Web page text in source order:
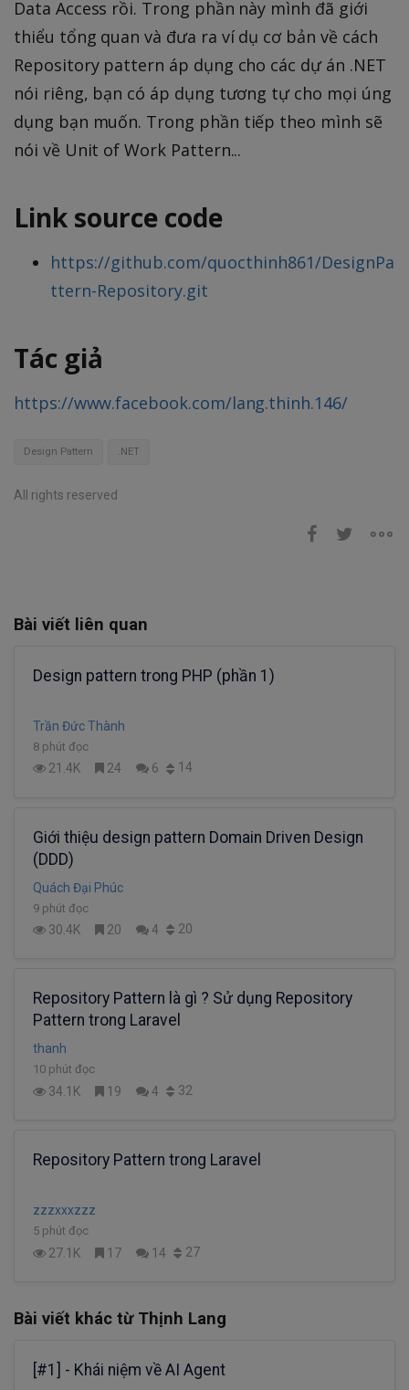
Data Access rồi. Trong phần này mình đã giới
thiểu tổng quan và đưa ra ví dụ cơ bản về cách
Repository pattern áp dụng cho các dự án .NET
nói riêng, bạn có áp dụng tương tự cho mọi úng
dụng bạn muốn. Trong phần tiếp theo mình sẽ
nói về Unit of Work Pattern...
Link source code
https://github.com/quocthinh861/DesignPa
ttern-Repository.git
Tác giả
https://www.facebook.com/lang.thinh.146/
Design Pattern .NET
All rights reserved
Bài viết liên quan
Design pattern trong PHP (phần 1)
Trần Đức Thành
8 phút đọc
21.4K 24 6 14
Giới thiệu design pattern Domain Driven Design
(DDD)
Quách Đại Phúc
9 phút đọc
30.4K 20 4 20
Repository Pattern là gì ? Sử dụng Repository
Pattern trong Laravel
thanh
10 phút đọc
34.1K 19 4 32
Repository Pattern trong Laravel
zzzxxxzzz
5 phút đọc
27.1K 17 14 27
Bài viết khác từ Thịnh Lang
[#1] - Khái niệm về AI Agent